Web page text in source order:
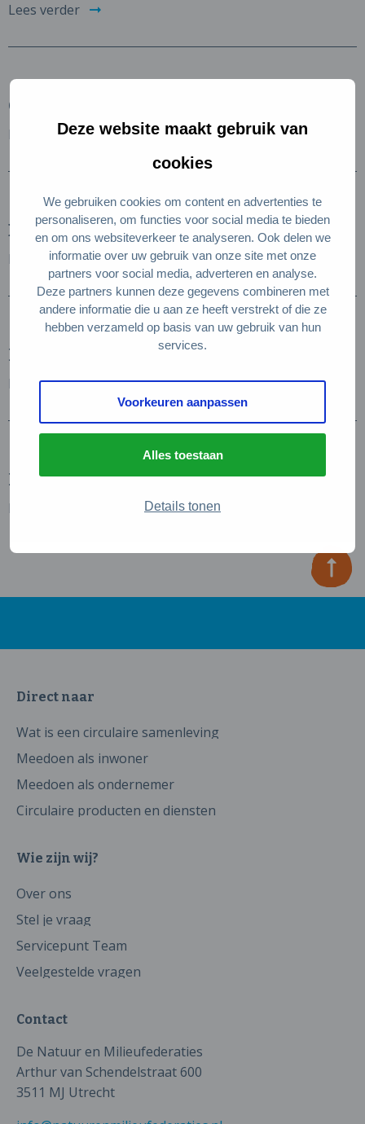
Deze website maakt gebruik van
cookies
We gebruiken cookies om content en advertenties te
personaliseren, om functies voor social media te bieden
en om ons websiteverkeer te analyseren. Ook delen we
informatie over uw gebruik van onze site met onze
partners voor social media, adverteren en analyse.
Deze partners kunnen deze gegevens combineren met
andere informatie die u aan ze heeft verstrekt of die ze
hebben verzameld op basis van uw gebruik van hun
services.
Voorkeuren aanpassen
Alles toestaan
Details tonen
Lees verder
Gast Tweewielers
Lees verder
De Manderveense Aardbei
Lees verder
Kaasboerderij het Hoepel
Lees verder
Melktapperij Hoogboer
Lees verder
Direct naar
Wat is een circulaire samenleving
Meedoen als inwoner
Meedoen als ondernemer
Circulaire producten en diensten
Wie zijn wij?
Over ons
Stel je vraag
Servicepunt Team
Veelgestelde vragen
Contact
De Natuur en Milieufederaties
Arthur van Schendelstraat 600
3511 MJ Utrecht